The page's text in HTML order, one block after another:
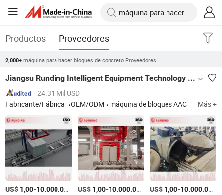
Productos Proveedores
2,000+ máquina para hacer bloques de concreto Proveedores
Jiangsu Runding Intelligent Equipment Technology Co., Ltd.
24.31 Mil USD
Fabricante/Fábrica
OEM/ODM máquina de bloques AAC Más +
US$ 1,00-10.000.000,00 /Set
US$ 1,00-10.000.000,00 /Pieza
US$ 1,00-10.000.000,00